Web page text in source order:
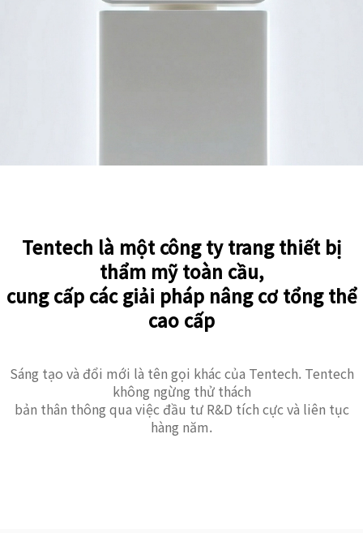
Tentech là một công ty trang thiết bị
thẩm mỹ toàn cầu,
cung cấp các giải pháp nâng cơ tổng thể
cao cấp
Sáng tạo và đổi mới là tên gọi khác của Tentech. Tentech
không ngừng thử thách
bản thân thông qua việc đầu tư R&D tích cực và liên tục
hàng năm.